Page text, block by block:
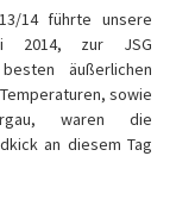
14 führte unsere
2014, zur JSG
äußerlichen
sowie
waren die
an diesem Tag